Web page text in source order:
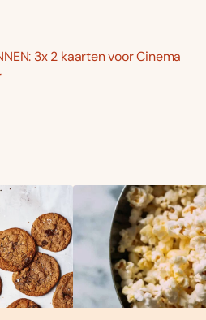
3x 2 kaarten voor Cinema